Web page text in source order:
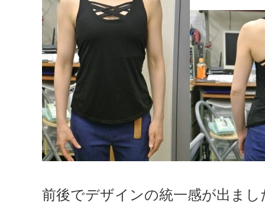
前後でデザインの統一感が出まし